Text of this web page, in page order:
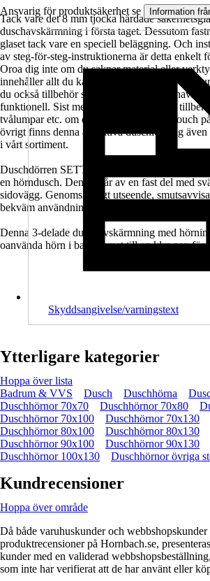
Tack vare det 8 mm tjocka härdade
duschavskärmning i första taget. Dessutom
glaset tack vare en speciell beläggning. Och
av steg-för-steg-instruktionerna är detta enkelt
Oroa dig inte om du saknar material eller
innehåller allt du kan behöva. Utöver ett brett
du också tillbehör som gör din nya
funktionell. Sist men inte minst finns det
tvålumpar etc. om du vill lägga en sista touch
övrigt finns denna attraktiva duschlösning även
i vårt sortiment.
Duschdörren SETTE från Jungborn är en
en hörndusch. Den består av en fast del med
sidovägg. Genomskinligt utseende,
bekväm användning gör den till ett bra val.
Denna 3-delade duschavskärmning med
oanvända hörn i badrummet till en klar zon för
Ansvarig för produktsäkerhet se Information
Skyddsangivelse/varningstext
Ytterligare kategorier
Hoppa över lista
Badrum & VVS
Dusch Duschhörna
Duschhörnor 70x70
Duschhörnor 70x80
Duschhörnor 70x100
Duschhörnor 70x130
Duschhörnor 80x100
Duschhörnor 80x130
Duschhörnor 90x100
Duschhörnor 90x130
Duschhörnor 100x130
Duschhörnor övriga
Kundrecensioner
Hoppa över område
Då både varuhuskunder och
produktrecensioner på Hornbach.se,
kunder med en validerad
som inte har verifierat att de har använt eller